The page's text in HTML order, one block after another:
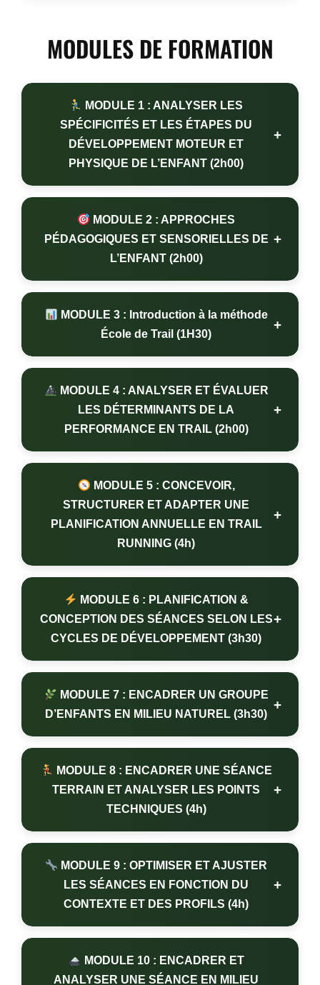
MODULES DE FORMATION
MODULE 1 : ANALYSER LES
SPÉCIFICITÉS ET LES ÉTAPES DU
DÉVELOPPEMENT MOTEUR ET
PHYSIQUE DE L’ENFANT (2h00)
+
MODULE 2 : APPROCHES
PÉDAGOGIQUES ET SENSORIELLES DE
L’ENFANT (2h00)
+
MODULE 3 : Introduction à la méthode
École de Trail (1H30)
+
MODULE 4 : ANALYSER ET ÉVALUER
LES DÉTERMINANTS DE LA
PERFORMANCE EN TRAIL (2h00)
+
MODULE 5 : CONCEVOIR,
STRUCTURER ET ADAPTER UNE
PLANIFICATION ANNUELLE EN TRAIL
RUNNING (4h)
+
MODULE 6 : PLANIFICATION &
CONCEPTION DES SÉANCES SELON LES
CYCLES DE DÉVELOPPEMENT (3h30)
+
MODULE 7 : ENCADRER UN GROUPE
D’ENFANTS EN MILIEU NATUREL (3h30)
+
MODULE 8 : ENCADRER UNE SÉANCE
TERRAIN ET ANALYSER LES POINTS
TECHNIQUES (4h)
+
MODULE 9 : OPTIMISER ET AJUSTER
LES SÉANCES EN FONCTION DU
CONTEXTE ET DES PROFILS (4h)
+
MODULE 10 : ENCADRER ET
ANALYSER UNE SÉANCE EN MILIEU